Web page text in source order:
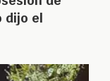
dijo el